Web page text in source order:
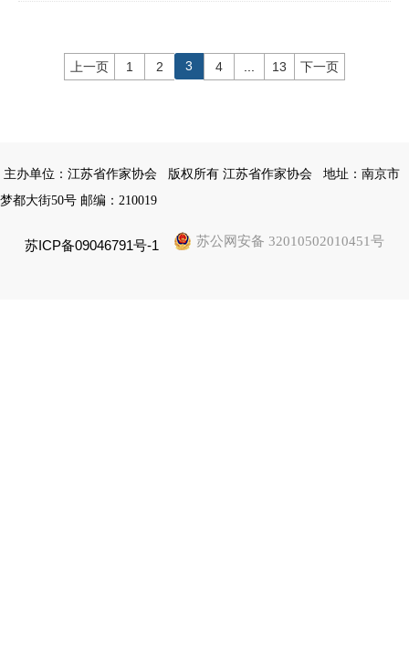
上一页 1 2 3 4 13 下一页
主办单位：江苏省作家协会 版权所有 江苏省作家协会
地址：南京市
梦都大街50号 邮编：210019
苏ICP备09046791号-1 苏公网安备 32010502010451号